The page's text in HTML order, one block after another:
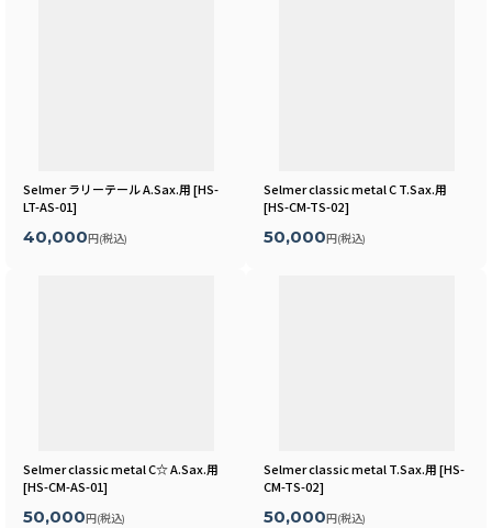
Selmer ラリーテール A.Sax.用[HS-
LT-AS-01]
40,000円(税込)
Selmer classic metal C T.Sax.用
[HS-CM-TS-02]
50,000円(税込)
Selmer classic metal C☆ A.Sax.用
[HS-CM-AS-01]
50,000円(税込)
Selmer classic metal T.Sax.用[HS-
CM-TS-02]
50,000円(税込)